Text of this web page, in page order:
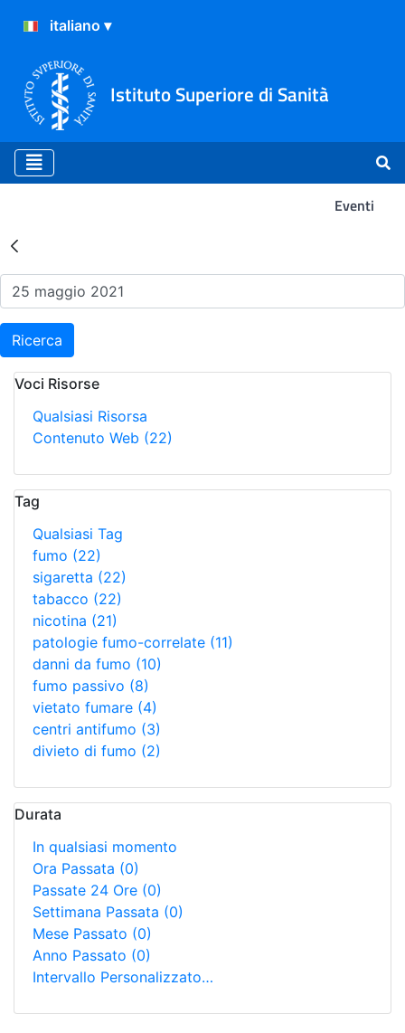
Istituto Superiore di Sanità
Eventi
Risultati della Ricerca -
Ricerca
Voci Risorse
Qualsiasi Risorsa
Contenuto Web (22)
Tag
Qualsiasi Tag
fumo (22)
sigaretta (22)
tabacco (22)
nicotina (21)
patologie fumo-correlate (11)
danni da fumo (10)
fumo passivo (8)
vietato fumare (4)
centri antifumo (3)
divieto di fumo (2)
Durata
In qualsiasi momento
Ora Passata (0)
Passate 24 Ore (0)
Settimana Passata (0)
Mese Passato (0)
Anno Passato (0)
Intervallo Personalizzato…